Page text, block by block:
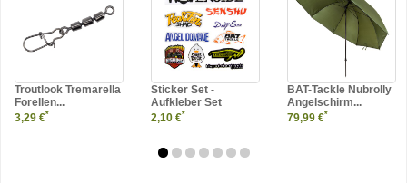
Troutlook Tremarella
Forellen...
3,29 €*
Sticker Set -
Aufkleber Set
2,10 €*
BAT-Tackle Nubrolly
Angelschirm...
79,99 €*